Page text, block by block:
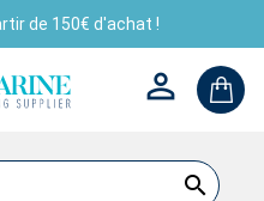
de 150€ d'achat !

